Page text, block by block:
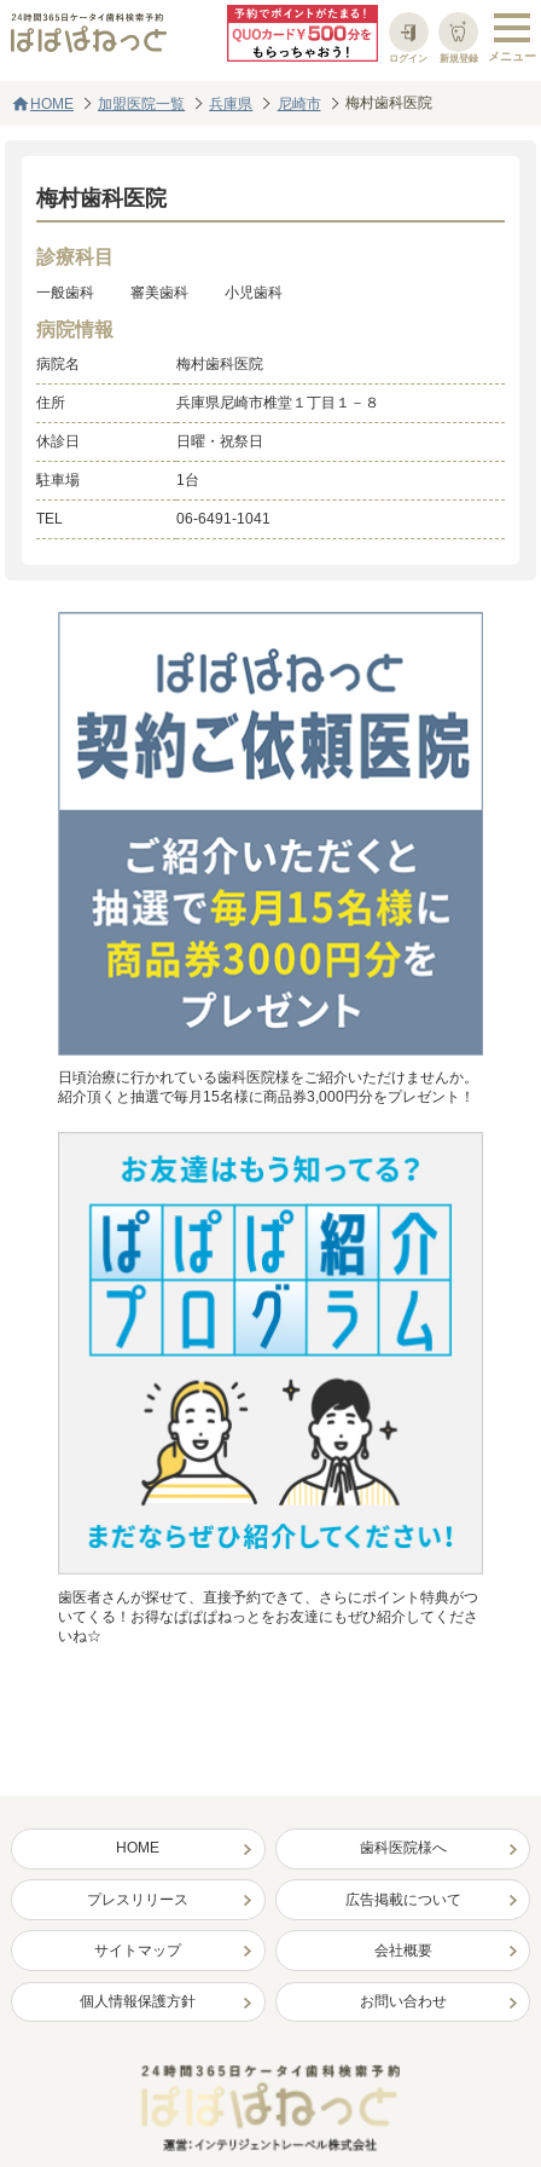
新規登録
ログイン
homeHOME 加盟医院一覧 兵庫県 尼崎市 梅村歯科医院
梅村歯科医院
診療科目
一般歯科 審美歯科 小児歯科
病院情報
病院名 梅村歯科医院
住所 兵庫県尼崎市椎堂１丁目１－８
休診日 日曜・祝祭日
駐車場 1台
TEL 06-6491-1041
日頃治療に行かれている歯科医院様をご紹介いただけませんか。
紹介頂くと抽選で毎月15名様に商品券3,000円分をプレゼント！
歯医者さんが探せて、直接予約できて、さらにポイント特典がつ
いてくる！お得なぱぱぱねっとをお友達にもぜひ紹介してくださ
いね☆
HOME 歯科医院様へ
プレスリリース 広告掲載について
サイトマップ 会社概要
個人情報保護方針 お問い合わせ